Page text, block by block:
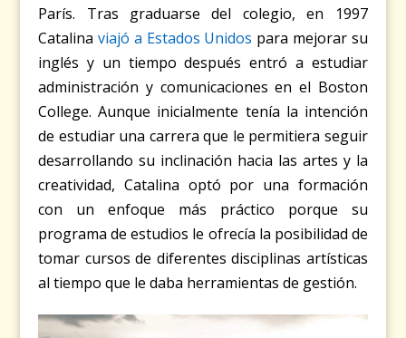
París. Tras graduarse del colegio, en 1997
Catalinaviajó a Estados Unidos para mejorar su
inglés y un tiempo después entró a estudiar
administración y comunicaciones en el Boston
College. Aunque inicialmente tenía la intención
de estudiar una carrera que le permitiera seguir
desarrollando su inclinación hacia las artes y la
creatividad, Catalina optó por una formación
con un enfoque más práctico porque su
programa de estudios le ofrecía la posibilidad de
tomar cursos de diferentes disciplinas artísticas
al tiempo que le daba herramientas de gestión.